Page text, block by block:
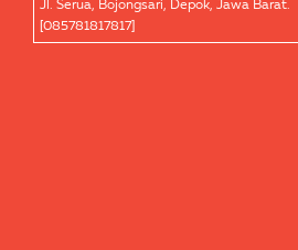
Jl. Serua, Bojongsari, Depok, Jawa Barat.
[085781817817]